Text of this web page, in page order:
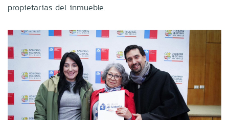
propietarias del inmueble.